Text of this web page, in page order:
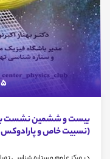
05
بیست و ششمین نشست
(نسبیت خاص و پارادوکس